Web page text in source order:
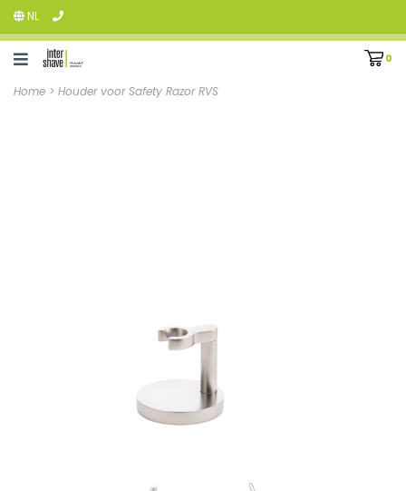
NL
0
Home > Houder voor Safety Razor RVS